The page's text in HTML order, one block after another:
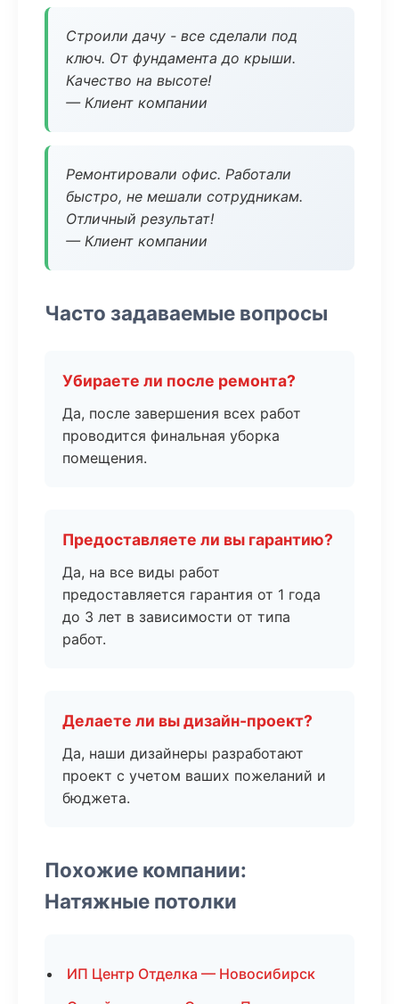
Строили дачу - все сделали под
ключ. От фундамента до крыши.
Качество на высоте!
— Клиент компании
Ремонтировали офис. Работали
быстро, не мешали сотрудникам.
Отличный результат!
— Клиент компании
Часто задаваемые вопросы
Убираете ли после ремонта?
Да, после завершения всех работ
проводится финальная уборка
помещения.
Предоставляете ли вы гарантию?
Да, на все виды работ
предоставляется гарантия от 1 года
до 3 лет в зависимости от типа
работ.
Делаете ли вы дизайн-проект?
Да, наши дизайнеры разработают
проект с учетом ваших пожеланий и
бюджета.
Похожие компании:
Натяжные потолки
ИП Центр Отделка — Новосибирск